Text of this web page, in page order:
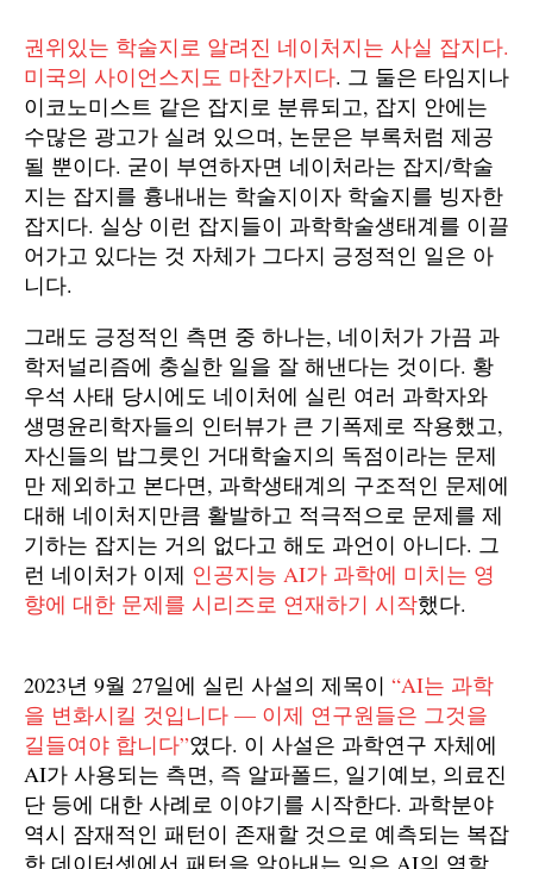
권위있는 학술지로 알려진 네이처지는 사실 잡지다.
미국의 사이언스지도 마찬가지다. 그 둘은 타임지나
이코노미스트 같은 잡지로 분류되고, 잡지 안에는
수많은 광고가 실려 있으며, 논문은 부록처럼 제공
될 뿐이다. 굳이 부연하자면 네이처라는 잡지/학술
지는 잡지를 흉내내는 학술지이자 학술지를 빙자한
잡지다. 실상 이런 잡지들이 과학학술생태계를 이끌
어가고 있다는 것 자체가 그다지 긍정적인 일은 아
니다.
그래도 긍정적인 측면 중 하나는, 네이처가 가끔 과
학저널리즘에 충실한 일을 잘 해낸다는 것이다. 황
우석 사태 당시에도 네이처에 실린 여러 과학자와
생명윤리학자들의 인터뷰가 큰 기폭제로 작용했고,
자신들의 밥그릇인 거대학술지의 독점이라는 문제
만 제외하고 본다면, 과학생태계의 구조적인 문제에
대해 네이처지만큼 활발하고 적극적으로 문제를 제
기하는 잡지는 거의 없다고 해도 과언이 아니다. 그
런 네이처가 이제 인공지능 AI가 과학에 미치는 영
향에 대한 문제를 시리즈로 연재하기 시작했다.
2023년 9월 27일에 실린 사설의 제목이 “AI는 과학
을 변화시킬 것입니다 — 이제 연구원들은 그것을
길들여야 합니다”였다. 이 사설은 과학연구 자체에
AI가 사용되는 측면, 즉 알파폴드, 일기예보, 의료진
단 등에 대한 사례로 이야기를 시작한다. 과학분야
역시 잠재적인 패턴이 존재할 것으로 예측되는 복잡
한 데이터셋에서 패턴을 알아내는 일은 AI의 역할